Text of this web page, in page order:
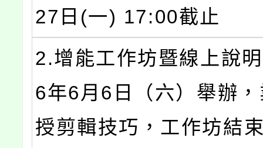
27日(一) 17:00截止
2.增能工作坊暨線上說
6年6月6日（六）舉辦
授剪輯技巧，工作坊結